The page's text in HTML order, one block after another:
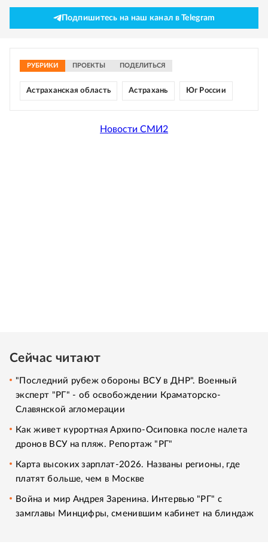
Подпишитесь на наш канал в Telegram
РУБРИКИ ПРОЕКТЫ ПОДЕЛИТЬСЯ
Астраханская область Астрахань Юг России
Новости СМИ2
Сейчас читают
"Последний рубеж обороны ВСУ в ДНР". Военный
эксперт "РГ" - об освобождении Краматорско-
Славянской агломерации
Как живет курортная Архипо-Осиповка после налета
дронов ВСУ на пляж. Репортаж "РГ"
Карта высоких зарплат-2026. Названы регионы, где
платят больше, чем в Москве
Война и мир Андрея Заренина. Интервью "РГ" с
замглавы Минцифры, сменившим кабинет на блиндаж